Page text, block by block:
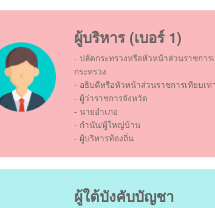
ผู้บริหาร (เบอร์ 1)
- ปลัดกระทรวงหรือหัวหน้าส่วนราชการ
กระทรวง
- อธิบดีหรือหัวหน้าส่วนราชการเทียบเท่
- ผู้ว่าราชการจังหวัด
- นายอำเภอ
- กำนัน/ผู้ใหญ่บ้าน
- ผู้บริหารท้องถิ่น
ผู้ใต้บังคับบัญชา